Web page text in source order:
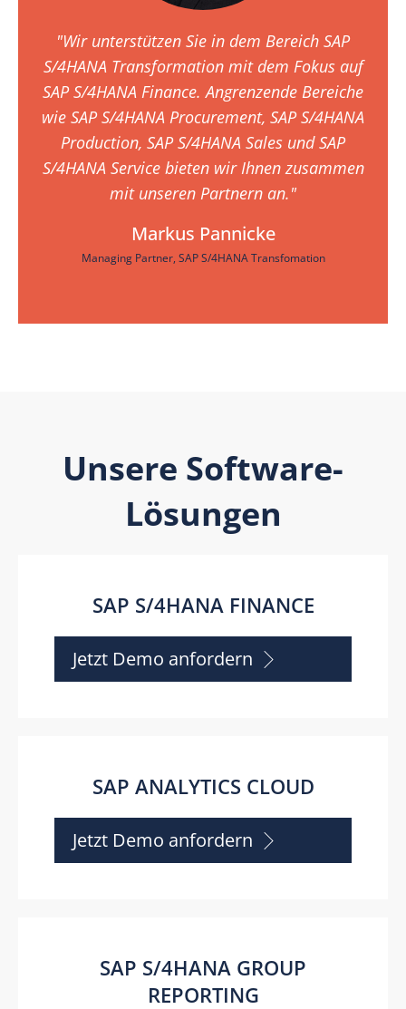
"Wir unterstützen Sie in dem Bereich SAP
S/4HANA Transformation mit dem Fokus auf
SAP S/4HANA Finance. Angrenzende Bereiche
wie SAP S/4HANA Procurement, SAP S/4HANA
Production, SAP S/4HANA Sales und SAP
S/4HANA Service bieten wir Ihnen zusammen
mit unseren Partnern an."
Markus Pannicke
Managing Partner, SAP S/4HANA Transfomation
Unsere Software-
Lösungen
SAP S/4HANA FINANCE
Jetzt Demo anfordern
SAP ANALYTICS CLOUD
Jetzt Demo anfordern
SAP S/4HANA GROUP
REPORTING